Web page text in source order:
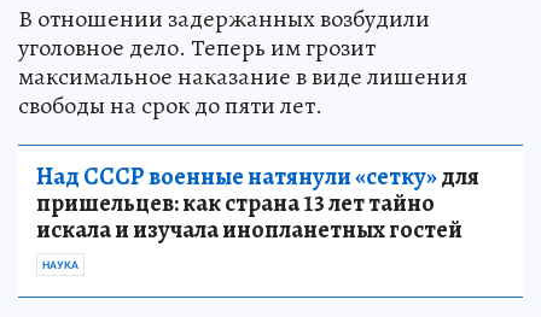
В отношении задержанных возбудили
уголовное дело. Теперь им грозит
максимальное наказание в виде лишения
свободы на срок до пяти лет.
Над СССР военные натянули «сетку»для
пришельцев: как страна 13 лет тайно
искала и изучала инопланетных гостей
НАУКА